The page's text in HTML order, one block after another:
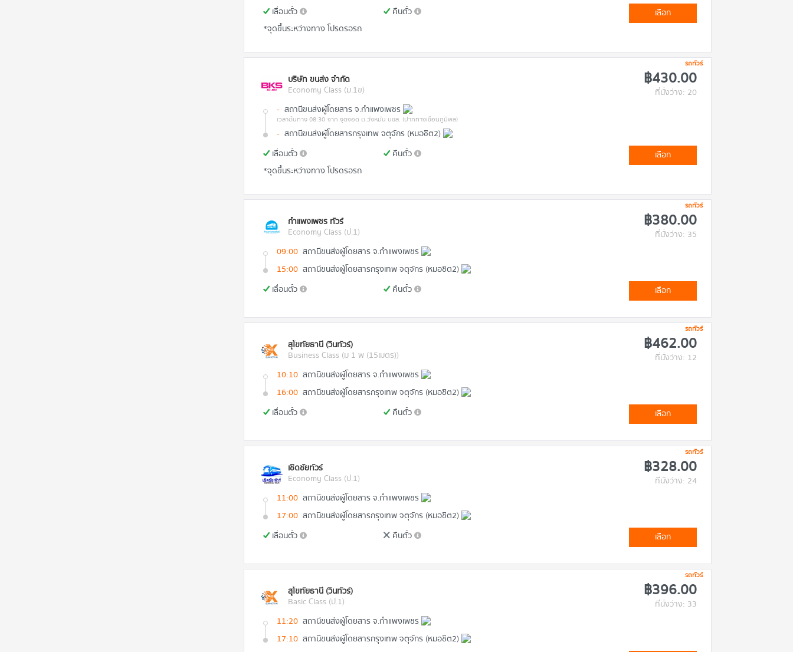
เลื่อนตั๋ว
คืนตั๋ว
*จุดขึ้นระหว่างทาง โปรดรอรถ
เลือก
รถทัวร์
บริษัท ขนส่ง จำกัด
Economy Class (ม.1ข)
฿430.00
ที่นั่งว่าง: 20
- สถานีขนส่งผู้โดยสาร จ.กำแพงเพชร
เวลาต้นทาง 08:30 จาก จุดจอด ต.วังหมัน บขส. (ปากทางเขื่อนภูมิพล)
- สถานีขนส่งผู้โดยสารกรุงเทพ จตุจักร (หมอชิต2)
เลื่อนตั๋ว
คืนตั๋ว
*จุดขึ้นระหว่างทาง โปรดรอรถ
เลือก
รถทัวร์
กำแพงเพชร ทัวร์
Economy Class (ป.1)
฿380.00
ที่นั่งว่าง: 35
09:00 สถานีขนส่งผู้โดยสาร จ.กำแพงเพชร
15:00 สถานีขนส่งผู้โดยสารกรุงเทพ จตุจักร (หมอชิต2)
เลื่อนตั๋ว
คืนตั๋ว เลือก
รถทัวร์
สุโขทัยธานี (วินทัวร์)
Business Class (ม 1 พ (15เมตร))
฿462.00
ที่นั่งว่าง: 12
10:10 สถานีขนส่งผู้โดยสาร จ.กำแพงเพชร
16:00 สถานีขนส่งผู้โดยสารกรุงเทพ จตุจักร (หมอชิต2)
เลื่อนตั๋ว
คืนตั๋ว เลือก
รถทัวร์
เชิดชัยทัวร์
Economy Class (ป.1)
฿328.00
ที่นั่งว่าง: 24
11:00 สถานีขนส่งผู้โดยสาร จ.กำแพงเพชร
17:00 สถานีขนส่งผู้โดยสารกรุงเทพ จตุจักร (หมอชิต2)
เลื่อนตั๋ว
คืนตั๋ว เลือก
รถทัวร์
สุโขทัยธานี (วินทัวร์)
Basic Class (ป.1)
฿396.00
ที่นั่งว่าง: 33
11:20 สถานีขนส่งผู้โดยสาร จ.กำแพงเพชร
17:10 สถานีขนส่งผู้โดยสารกรุงเทพ จตุจักร (หมอชิต2)